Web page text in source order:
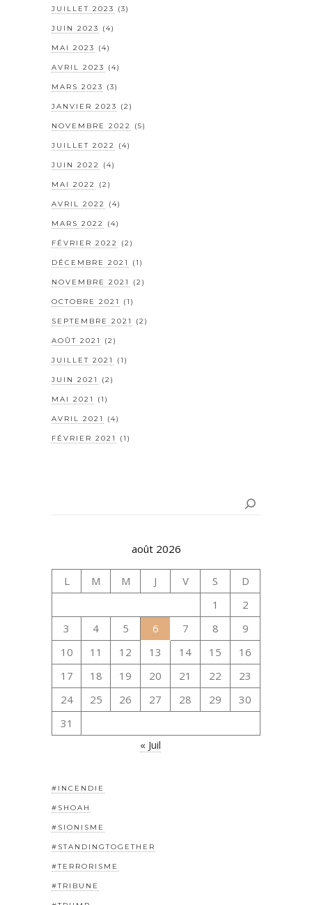
JUILLET 2023 (3)
JUIN 2023 (4)
MAI 2023 (4)
AVRIL 2023 (4)
MARS 2023 (3)
JANVIER 2023 (2)
NOVEMBRE 2022 (5)
JUILLET 2022 (4)
JUIN 2022 (4)
MAI 2022 (2)
AVRIL 2022 (4)
MARS 2022 (4)
FÉVRIER 2022 (2)
DÉCEMBRE 2021 (1)
NOVEMBRE 2021 (2)
OCTOBRE 2021 (1)
SEPTEMBRE 2021 (2)
AOÛT 2021 (2)
JUILLET 2021 (1)
JUIN 2021 (2)
MAI 2021 (1)
AVRIL 2021 (4)
FÉVRIER 2021 (1)
août 2026
L M M J V S
D
1
2
3
4 5 6 7 8
9
10
11 12 13 14 15
16
17
18 19 20 21 22
23
24
25 26 27 28 29
30
31
« Juil
#INCENDIE
#SHOAH
#SIONISME
#STANDINGTOGETHER
#TERRORISME
#TRIBUNE